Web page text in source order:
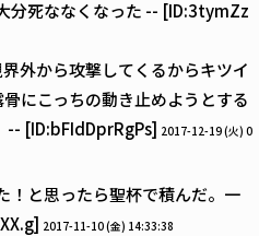
分死ななくなった -- [ID:3tymZz
外から攻撃してくるからキツイ
にこっちの動き止めようとする
-- [ID:bFIdDprRgPs] 2017-12-19 (火) 0
！と思ったら聖杯で積んだ。一
2017-11-10 (金) 14:33:38